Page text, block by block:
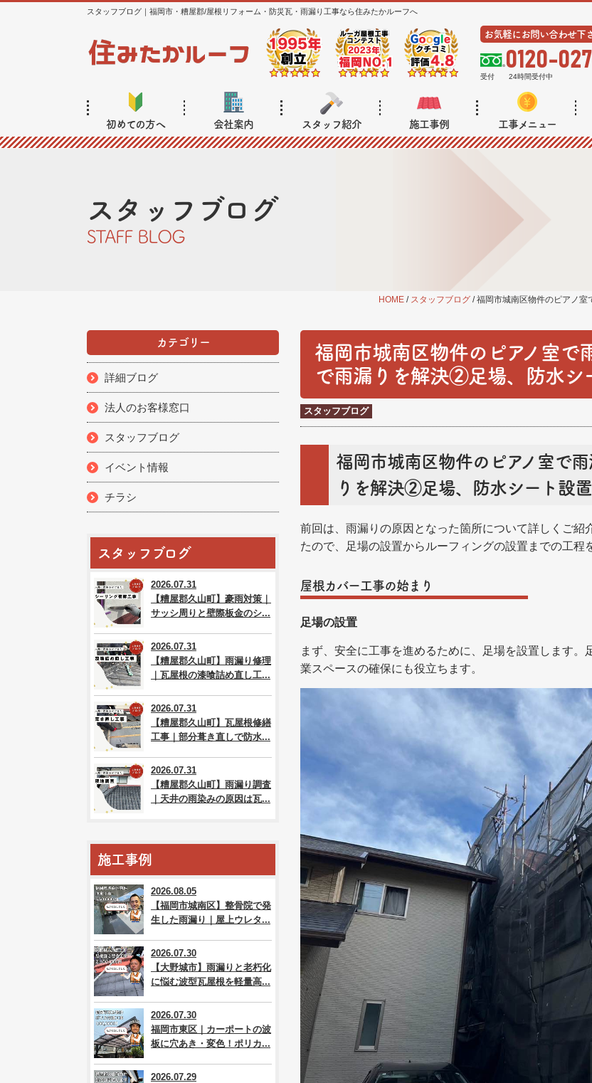
スタッフブログ｜福岡市・糟屋郡/屋根リフォーム・防災瓦・雨漏り工事なら住みたかルーフへ
お気軽にお問い合わせ下
0120-
受付 24時間受付中
初めての方へ 会社案内 スタッフ紹介 施工事例 工事メニュー
スタッフブログ
STAFF BLOG
HOME / スタッフブログ /福岡市城南区物件のピアノ
福岡市城南区物件のピアノ室で
で雨漏りを解決②足場、防水シ
スタッフブログ
福岡市城南区物件のピアノ室で
りを解決②足場、防水シート設置
前回は、雨漏りの原因となった箇所について詳しくご
たので、足場の設置からルーフィングの設置までの工程
屋根カバー工事の始まり
足場の設置
まず、安全に工事を進めるために、足場を設置します
業スペースの確保にも役立ちます。
カテゴリー
詳細ブログ
法人のお客様窓口
スタッフブログ
イベント情報
チラシ
スタッフブログ
2026.07.31
【糟屋郡久山町】豪雨対策｜
サッシ周りと壁際板金のシ...
2026.07.31
【糟屋郡久山町】雨漏り修理
｜瓦屋根の漆喰詰め直し工...
2026.07.31
【糟屋郡久山町】瓦屋根修繕
工事｜部分葺き直しで防水...
2026.07.31
【糟屋郡久山町】雨漏り調査
｜天井の雨染みの原因は瓦...
施工事例
2026.08.05
【福岡市城南区】整骨院で発
生した雨漏り｜屋上ウレタ...
2026.07.30
【大野城市】雨漏りと老朽化
に悩む波型瓦屋根を軽量高...
2026.07.30
福岡市東区｜カーポートの波
板に穴あき・変色！ポリカ...
2026.07.29